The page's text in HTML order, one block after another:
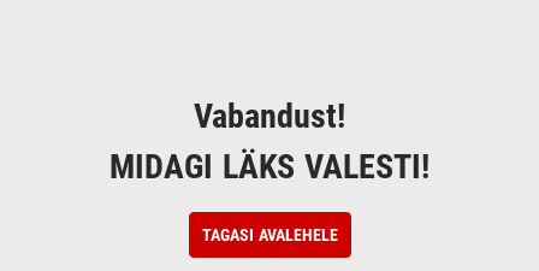
Vabandust!
MIDAGI LÄKS VALESTI!
TAGASI AVALEHELE